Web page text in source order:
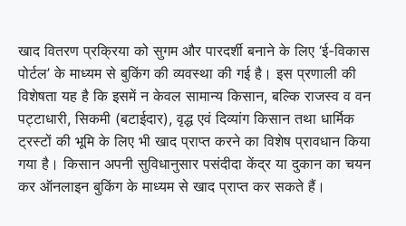
खाद वितरण प्रक्रिया को सुगम और पारदर्शी बनाने के लिए ‘ई-विकास
पोर्टल’ के माध्यम से बुकिंग की व्यवस्था की गई है। इस प्रणाली की
विशेषता यह है कि इसमें न केवल सामान्य किसान, बल्कि राजस्व व वन
पट्टाधारी, सिकमी (बटाईदार), वृद्ध एवं दिव्यांग किसान तथा धार्मिक
ट्रस्टों की भूमि के लिए भी खाद प्राप्त करने का विशेष प्रावधान किया
गया है। किसान अपनी सुविधानुसार पसंदीदा केंद्र या दुकान का चयन
कर ऑनलाइन बुकिंग के माध्यम से खाद प्राप्त कर सकते हैं।